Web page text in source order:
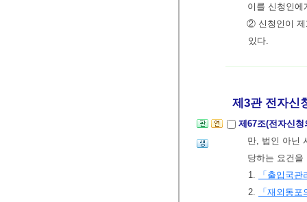
이를 신청인에
② 신청인이 제
있다.
제3관 전자신
제67조(전자신
만, 법인 아닌
당하는 요건을
1.
「출입국관
2.
「재외동